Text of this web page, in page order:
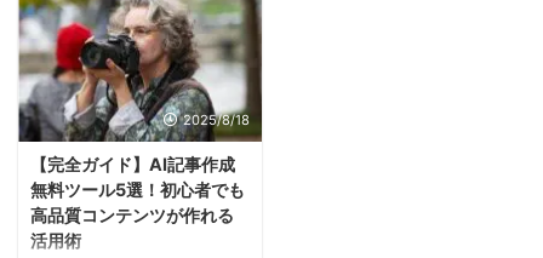
でも安全に始められる理
由 スマホ副業は、私たち
の生活に密着したスマー
トフォンを活用し、簡単
に収入を得ることができ
る新しい働き方です。日
常生活が忙しい中でも、
空いている時間を上手に
...
実現する可能性がありま
す。本ブログでは、
ChatGPTを使ったアフィ
リエイト手法について、
初心者でも分かりやすく
解説していきます。アフ
ィリエイトに興味がある
方は、ぜひこの機会に新
2025/8/18
【完全ガイド】AI記事作成
無料ツール5選！初心者でも
高品質コンテンツが作れる
活用術